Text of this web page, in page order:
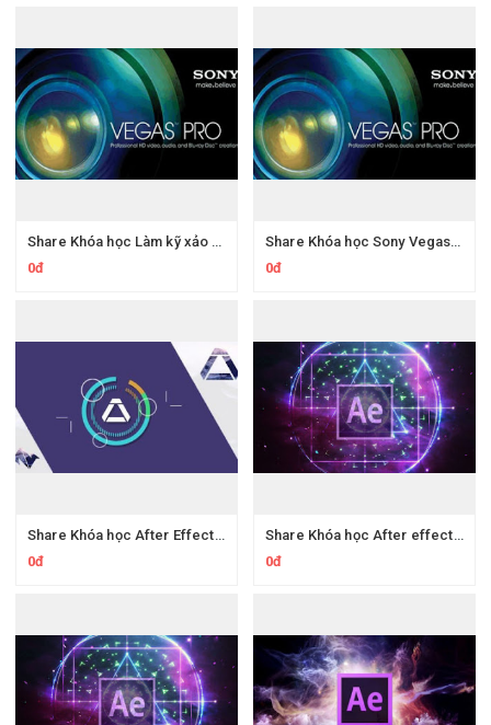
Share Khóa học Làm kỹ xảo Nuke Foundry cơ bản
0đ
Share Khóa học Sony Vegas Biên tập VideoTập 1 Cơ bản
0đ
Share Khóa học After Effects motion graphics phần 1
0đ
Share Khóa học After effects Làm kỹ xảo video cơ bản
0đ